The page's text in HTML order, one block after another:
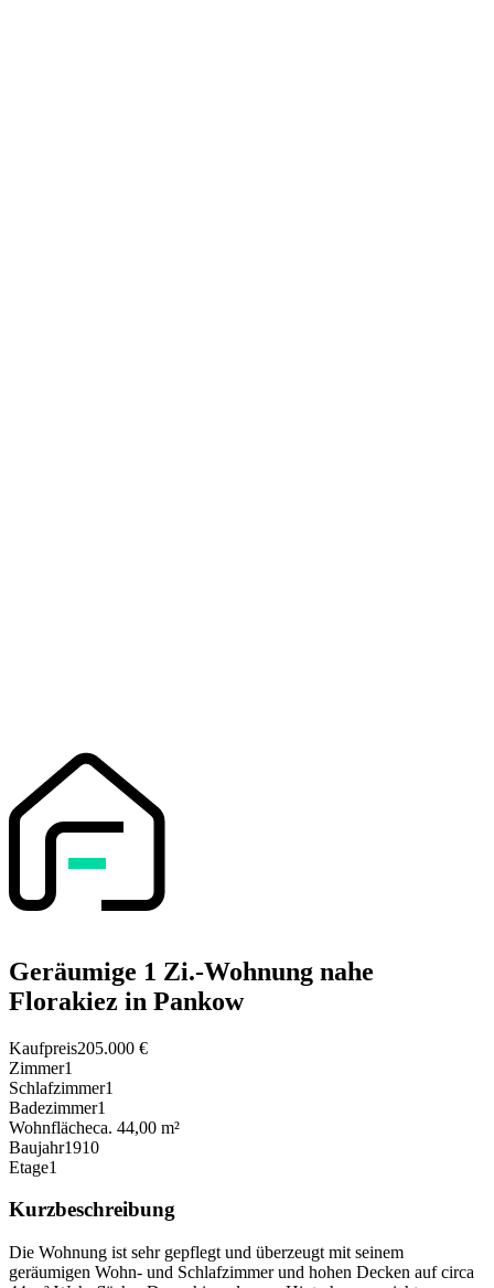
Geräumige 1 Zi.-Wohnung nahe
Florakiez in Pankow
Kaufpreis205.000 €
Zimmer1
Schlafzimmer1
Badezimmer1
Wohnflächeca. 44,00 m²
Baujahr1910
Etage1
Kurzbeschreibung
Die Wohnung ist sehr gepflegt und überzeugt mit seinem
geräumigen Wohn- und Schlafzimmer und hohen Decken auf circa